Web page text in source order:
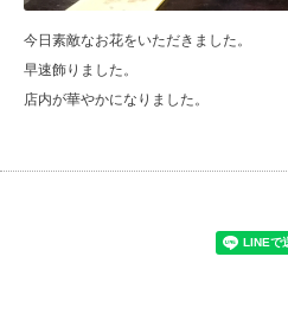
今日素敵なお花をいただきました。
早速飾りました。
店内が華やかになりました。